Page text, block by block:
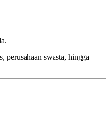
perusahaan swasta, hingga